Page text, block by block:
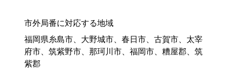
市外局番に対応する地域
福岡県糸島市、大野城市、春日市、古賀市、太宰
府市、筑紫野市、那珂川市、福岡市、糟屋郡、筑
紫郡